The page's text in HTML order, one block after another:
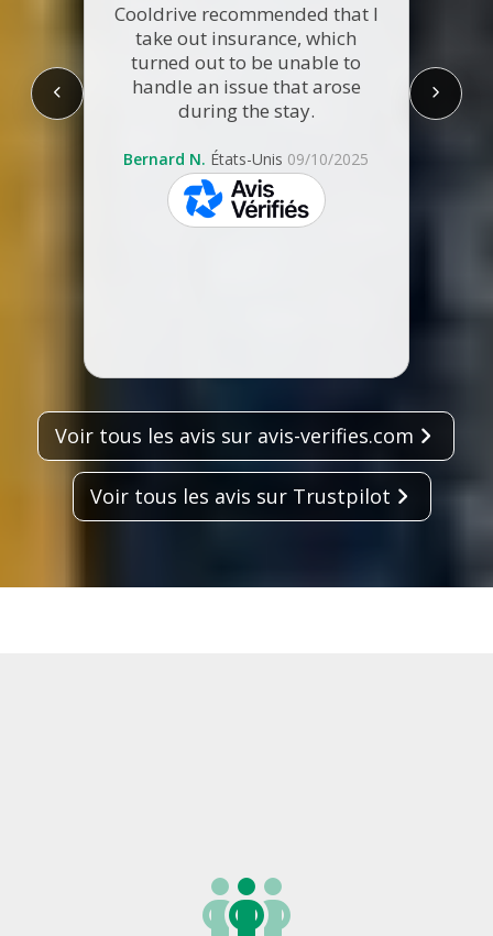
Cooldrive recommended that I
take out insurance, which
turned out to be unable to
handle an issue that arose
during the stay.
Bernard N. États-Unis 09/10/2025
skeepers
fois
Voir tous les avis sur avis-verifies.com
Voir tous les avis sur Trustpilot